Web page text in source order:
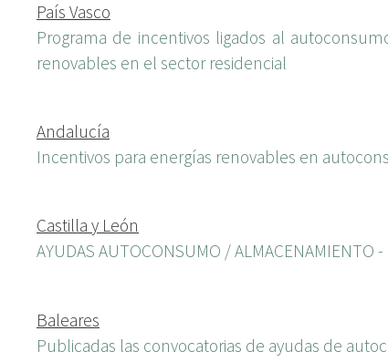
País Vasco
Programa de incentivos ligados al
renovables en el sector residencial
Andalucía
Incentivos para energías renovables en
Castilla y León
AYUDAS AUTOCONSUMO / ALMACENAMIENTO -
Baleares
Publicadas las convocatorias de ayudas de